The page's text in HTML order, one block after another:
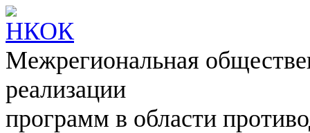
Межрегиональная
реализации
программ в области